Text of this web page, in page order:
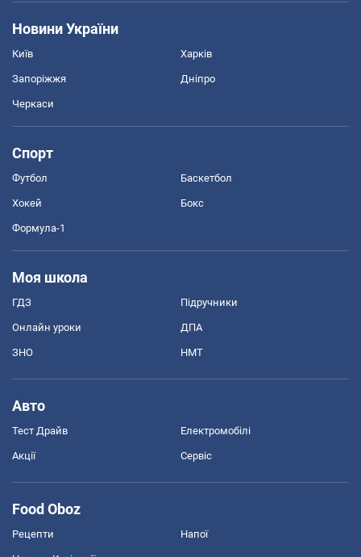
Новини України
Київ Харків
Запоріжжя Дніпро
Черкаси
Спорт
Футбол Баскетбол
Хокей Бокс
Формула-1
Моя школа
ГДЗ Підручники
Онлайн уроки ДПА
ЗНО НМТ
Авто
Тест Драйв Електромобілі
Акції Сервіс
Food Oboz
Рецепти Напої